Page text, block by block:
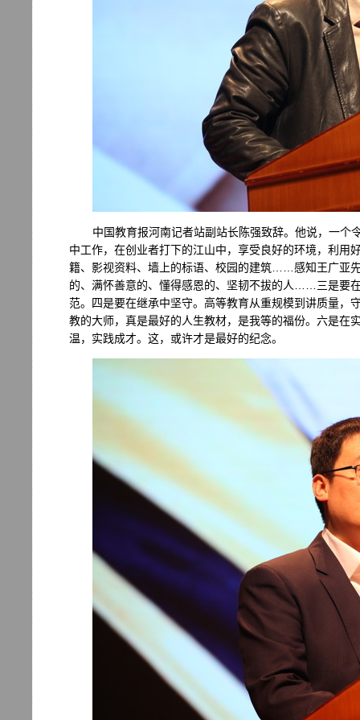
中国教育报河南记者站副站长陈强致辞。他说，一个
中工作，在创业者打下的江山中，享受良好的环境，利用
籍、影视资料、墙上的标语、校园的建筑……感知王广亚
的、满怀善意的、懂得感恩的、坚韧不拔的人……三是要
范。四是要在继承中坚守。高等教育从重规模到讲质量，
教的大师，真是最好的人生教材，是我等的福份。六是在
温，实践成才。这，或许才是最好的纪念。